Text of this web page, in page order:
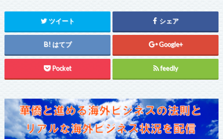
ツイート シェア
はてブ Google+
Pocket feedly